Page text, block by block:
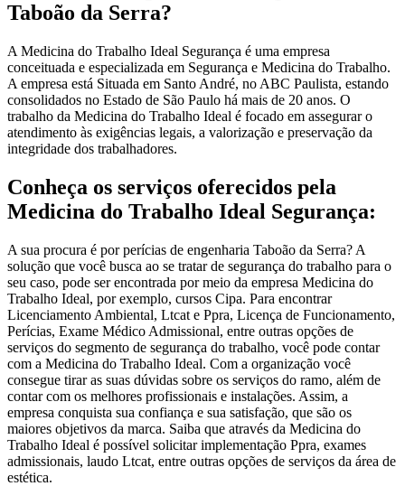
Taboão da Serra?
A Medicina do Trabalho Ideal Segurança é uma empresa
conceituada e especializada em Segurança e Medicina do Trabalho.
A empresa está Situada em Santo André, no ABC Paulista, estando
consolidados no Estado de São Paulo há mais de 20 anos. O
trabalho da Medicina do Trabalho Ideal é focado em assegurar o
atendimento às exigências legais, a valorização e preservação da
integridade dos trabalhadores.
Conheça os serviços oferecidos pela
Medicina do Trabalho Ideal Segurança:
A sua procura é por perícias de engenharia Taboão da Serra? A
solução que você busca ao se tratar de segurança do trabalho para o
seu caso, pode ser encontrada por meio da empresa Medicina do
Trabalho Ideal, por exemplo, cursos Cipa. Para encontrar
Licenciamento Ambiental, Ltcat e Ppra, Licença de Funcionamento,
Perícias, Exame Médico Admissional, entre outras opções de
serviços do segmento de segurança do trabalho, você pode contar
com a Medicina do Trabalho Ideal. Com a organização você
consegue tirar as suas dúvidas sobre os serviços do ramo, além de
contar com os melhores profissionais e instalações. Assim, a
empresa conquista sua confiança e sua satisfação, que são os
maiores objetivos da marca. Saiba que através da Medicina do
Trabalho Ideal é possível solicitar implementação Ppra, exames
admissionais, laudo Ltcat, entre outras opções de serviços da área de
estética.